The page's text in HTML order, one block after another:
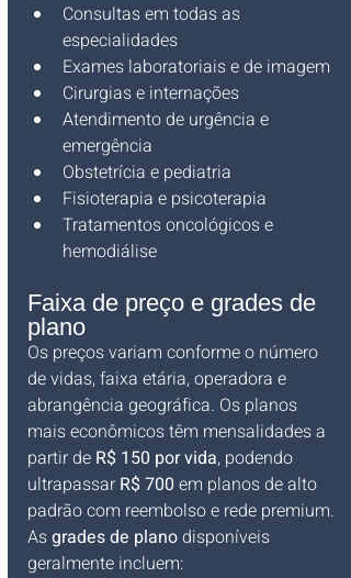
Consultas em todas as
especialidades
Exames laboratoriais e de imagem
Cirurgias e internações
Atendimento de urgência e
emergência
Obstetrícia e pediatria
Fisioterapia e psicoterapia
Tratamentos oncológicos e
hemodiálise
Faixa de preço e grades de
plano
Os preços variam conforme o número
de vidas, faixa etária, operadora e
abrangência geográfica. Os planos
mais econômicos têm mensalidades a
partir de R$ 150 por vida, podendo
ultrapassar R$ 700 em planos de alto
padrão com reembolso e rede premium.
As grades de plano disponíveis
geralmente incluem: